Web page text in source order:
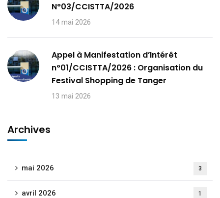
N°03/CCISTTA/2026
14 mai 2026
Appel à Manifestation d’Intérêt
n°01/CCISTTA/2026 : Organisation du
Festival Shopping de Tanger
13 mai 2026
Archives
mai 2026 3
avril 2026 1